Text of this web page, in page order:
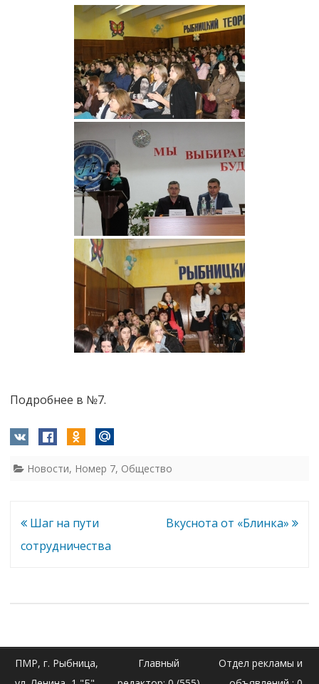
Подробнее в №7.
Новости, Номер 7, Общество
Навигация
по
Шаг на пути
сотрудничества
Вкуснота от «Блинка»
ПМР, г. Рыбница,
Главный
Отдел рекламы и